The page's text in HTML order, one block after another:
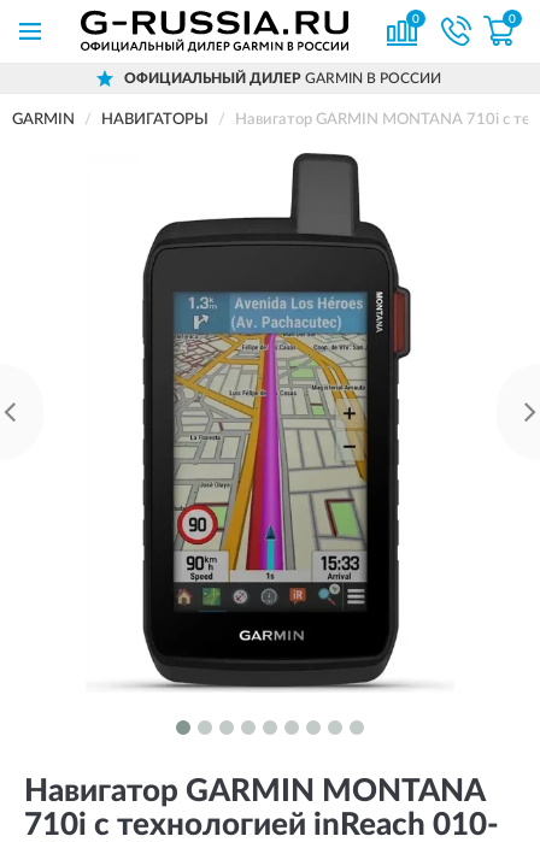
0 0
ДИЛЕРGARMIN В РОССИИ
GARMIN НАВИГАТОРЫ Навигатор GARMIN MONTANA 710i с
Навигатор GARMIN MONTANA
710i с технологией inReach 010-